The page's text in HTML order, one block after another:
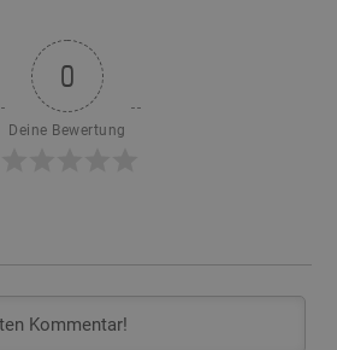
0
Deine Bewertung